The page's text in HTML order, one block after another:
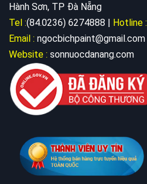
Hành Sơn, TP Đà Nẵng
Tel :(84.0236) 6274888 | Hotline :
Email : ngocbichpaint@gmail.com
Website : sonnuocdanang.com